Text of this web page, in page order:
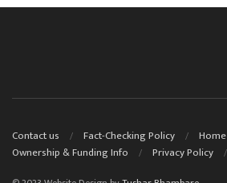
Contact us Fact-Checking Policy
Home
Ownership & Funding Info
Privacy Policy